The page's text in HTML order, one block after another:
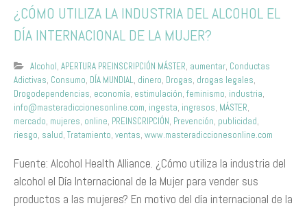
¿CÓMO UTILIZA LA INDUSTRIA DEL ALCOHOL EL
DÍA INTERNACIONAL DE LA MUJER?
Alcohol, APERTURA PREINSCRIPCIÓN MÁSTER, aumentar, Conductas
Adictivas, Consumo, DÍA MUNDIAL, dinero, Drogas, drogas legales,
Drogodependencias, economía, estimulación, feminismo, industria,
info@masteradiccionesonline.com, ingesta, ingresos, MÁSTER,
mercado, mujeres, online, PREINSCRIPCIÓN, Prevención, publicidad,
riesgo, salud, Tratamiento, ventas, www.masteradiccionesonline.com
Fuente: Alcohol Health Alliance. ¿Cómo utiliza la industria del
alcohol el Día Internacional de la Mujer para vender sus
productos a las mujeres? En motivo del día internacional de la